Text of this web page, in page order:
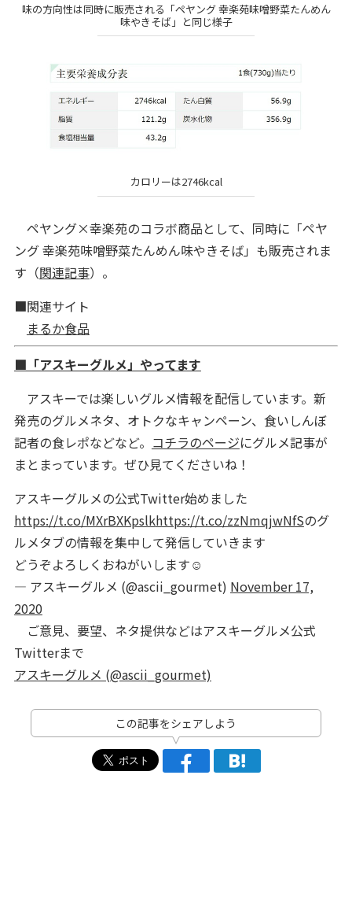
味の方向性は同時に販売される「ペヤング 幸楽苑味噌野菜たんめん
味やきそば」と同じ様子
カロリーは2746kcal
ペヤング×幸楽苑のコラボ商品として、同時に「ペヤ
ング 幸楽苑味噌野菜たんめん味やきそば」も販売されま
す（関連記事）。
■関連サイト
まるか食品
■「アスキーグルメ」やってます
アスキーでは楽しいグルメ情報を配信しています。新
発売のグルメネタ、オトクなキャンペーン、食いしんぼ
記者の食レポなどなど。 コチラのページにグルメ記事が
まとまっています。ぜひ見てくださいね！
アスキーグルメの公式Twitter始めました
https://t.co/MXrBXKpslkhttps://t.co/zzNmqjwNfSのグ
ルメタブの情報を集中して発信していきます
どうぞよろしくおねがいします☺️
— アスキーグルメ (@ascii_gourmet) November 17,
2020
ご意見、要望、ネタ提供などはアスキーグルメ公式
Twitterまで
アスキーグルメ (@ascii_gourmet)
この記事をシェアしよう